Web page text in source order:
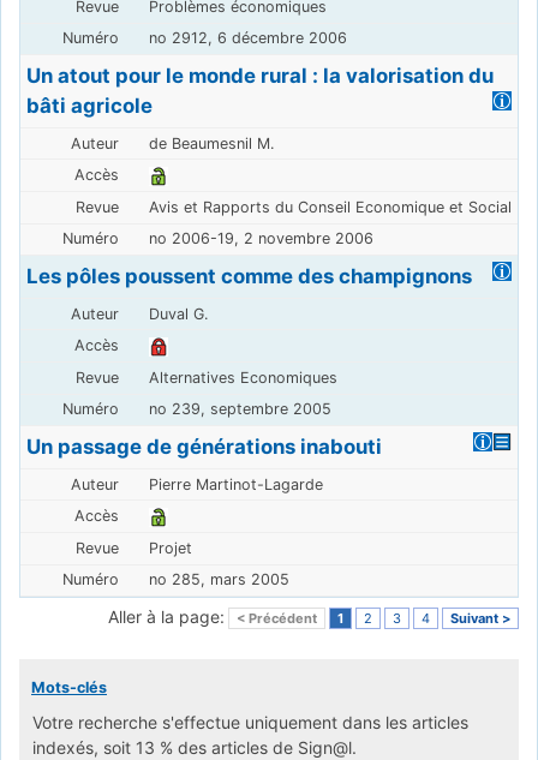
Problèmes économiques
no 2912, 6 décembre 2006
Un atout pour le monde rural : la valorisation du
bâti agricole
de Beaumesnil M.
Avis et Rapports du Conseil Economique et Social
no 2006-19, 2 novembre 2006
Les pôles poussent comme des champignons
Duval G.
Alternatives Economiques
no 239, septembre 2005
Un passage de générations inabouti
Pierre Martinot-Lagarde
Projet
no 285, mars 2005
Aller à la page: < Précédent 1 2 3 4 Suivant >
Mots-clés
Votre recherche s'effectue uniquement dans les articles
indexés, soit 13 % des articles de Sign@l.